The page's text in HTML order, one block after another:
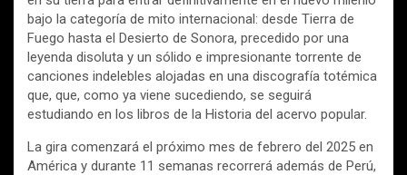
bajo la categoría de mito internacional: desde Tierra de
Fuego hasta el Desierto de Sonora, precedido por una
leyenda disoluta y un sólido e impresionante torrente de
canciones indelebles alojadas en una discografía totémica
que, que, como ya viene sucediendo, se seguirá
estudiando en los libros de la Historia del acervo popular.
La gira comenzará el próximo mes de febrero del 2025 en
América y durante 11 semanas recorrerá además de Perú,